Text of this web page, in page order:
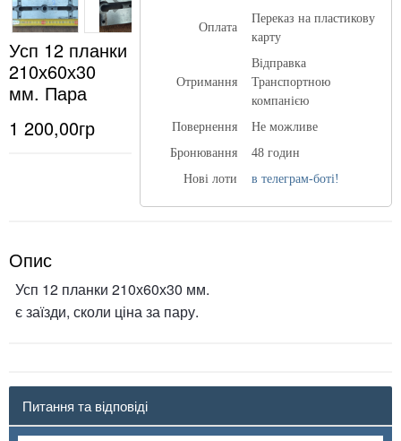
Усп 12 планки
210х60х30
мм. Пара
1 200,00гр
Оплата
Переказ на пластикову
карту
Отримання
Відправка
Транспортною
компанією
Повернення
Не можливе
Бронювання
48 годин
Нові лоти
в телеграм-боті!
Опис
Усп 12 планки 210х60х30 мм.
є заїзди, сколи ціна за пару.
Питання та відповіді